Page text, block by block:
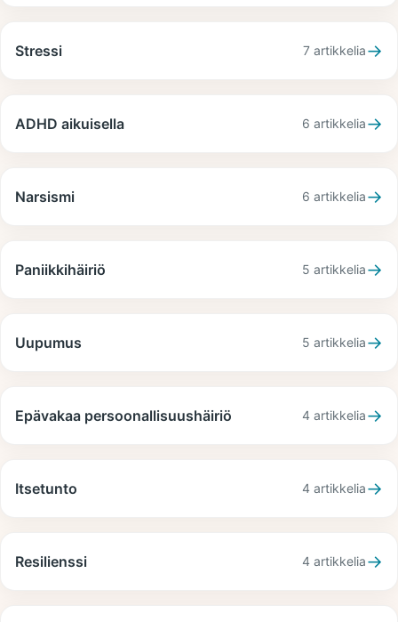
Stressi 7 artikkelia→
ADHD aikuisella 6 artikkelia→
Narsismi 6 artikkelia→
Paniikkihäiriö 5 artikkelia→
Uupumus 5 artikkelia→
Epävakaa persoonallisuushäiriö 4 artikkelia→
Itsetunto 4 artikkelia→
Resilienssi 4 artikkelia→